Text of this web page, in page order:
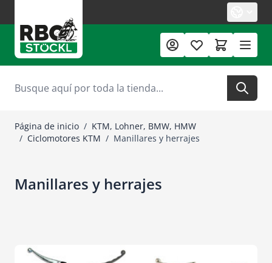
Buscar
Página de inicio / KTM, Lohner, BMW, HMW
/ Ciclomotores KTM / Manillares y herrajes
Manillares y herrajes